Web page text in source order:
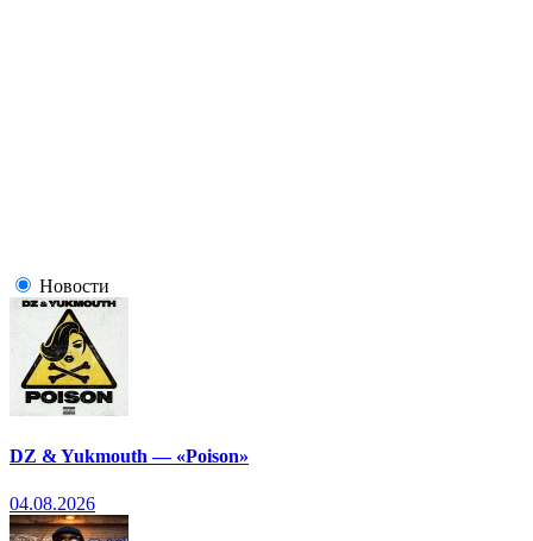
Новости
DZ & Yukmouth — «Poison»
04.08.2026